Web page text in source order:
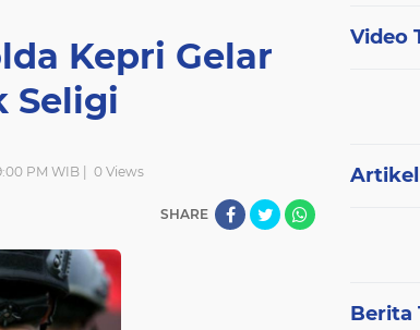
Kepri Gelar
Seligi
PM WIB | 0Views
SHARE
Video
Berita